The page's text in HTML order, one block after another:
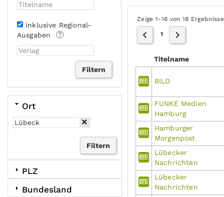
Inklusive Regional-
Ausgaben
Ort
PLZ
Bundesland
Zeige 1-18 von 18
1
Titelname
BILD
FUNKE Medien
Hamburg
Hamburger
Morgenpost
Lübecker
Nachrichten
Lübecker
Nachrichten